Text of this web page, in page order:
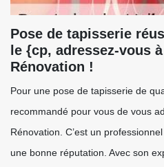
Pose de tapisserie
le {cp, adressez-vous
Rénovation !
Pour une pose de tapisserie de
recommandé pour vous de vous
Rénovation. C’est un
une bonne réputation. Avec son